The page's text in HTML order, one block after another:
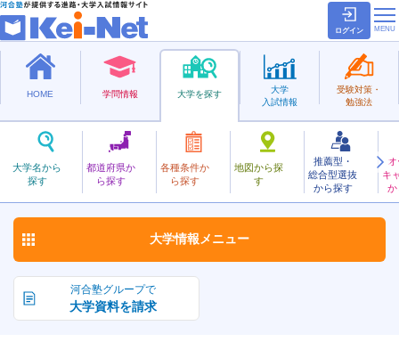
ログイン
HOME 学問情報 大学を探す
大学名から
探す
都道府県か
ら探す
各種条件か
ら探す
地図から探
す
推薦型・
総合型選抜
から探す
キ
か
大学
入試情報
受験対策・
勉強法
国立
りゅうきゅう
琉球大学 お気に入り
河合塾グループで
大学資料を請求
大学情報 メニュー